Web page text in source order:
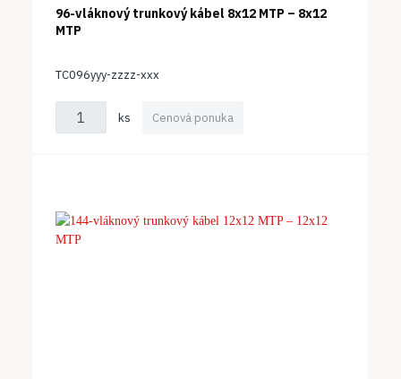
96-vláknový trunkový kábel 8x12 MTP – 8x12
MTP
TC096yyy-zzzz-xxx
ks Cenová ponuka